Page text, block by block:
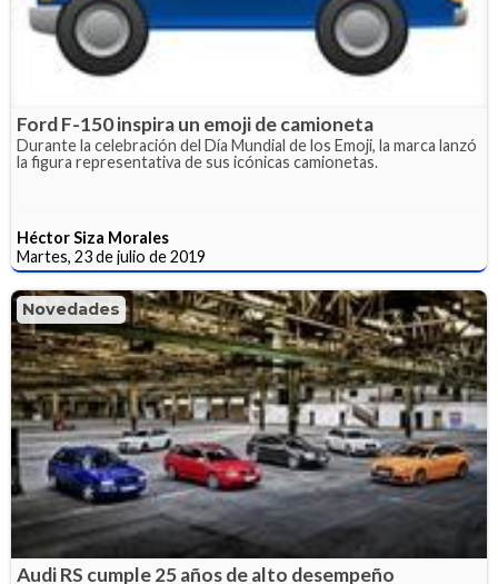
Ford F-150 inspira un emoji de camioneta
Durante la celebración del Día Mundial de los Emoji, la marca lanzó
la figura representativa de sus icónicas camionetas.
Héctor Siza Morales
Martes, 23 de julio de 2019
Novedades
Audi RS cumple 25 años de alto desempeño